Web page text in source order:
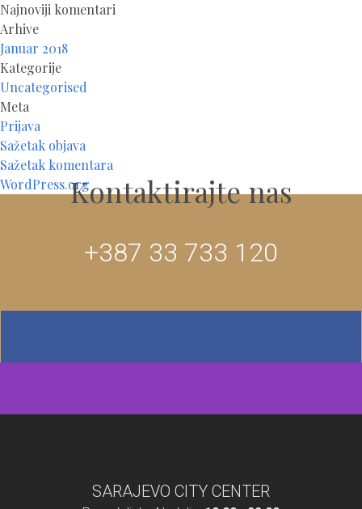
Najnoviji komentari
Arhive
Januar 2018
Kategorije
Uncategorised
Meta
Prijava
Sažetak objava
Sažetak komentara
WordPress.orgKontaktirajte nas
+387 33 733 120
SARAJEVO CITY CENTER